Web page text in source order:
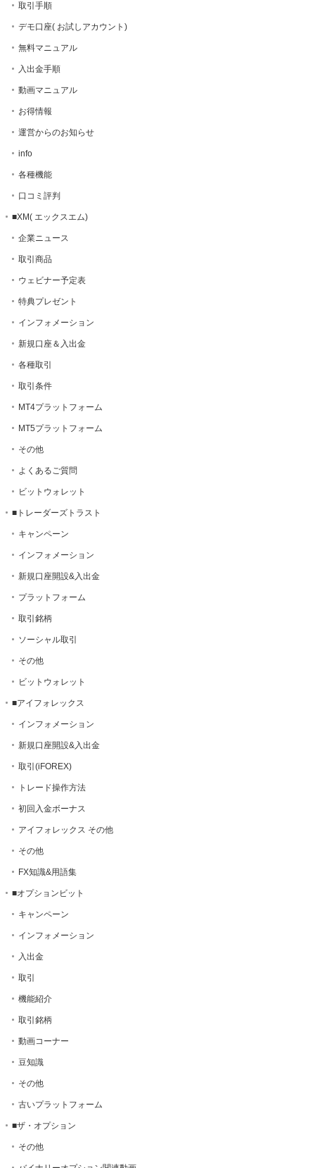
取引手順
デモ口座( お試しアカウント)
無料マニュアル
入出金手順
動画マニュアル
お得情報
運営からのお知らせ
info
各種機能
口コミ評判
■XM( エックスエム)
企業ニュース
取引商品
ウェビナー予定表
特典プレゼント
インフォメーション
新規口座＆入出金
各種取引
取引条件
MT4プラットフォーム
MT5プラットフォーム
その他
よくあるご質問
ビットウォレット
■トレーダーズトラスト
キャンペーン
インフォメーション
新規口座開設&入出金
プラットフォーム
取引銘柄
ソーシャル取引
その他
ビットウォレット
■アイフォレックス
インフォメーション
新規口座開設&入出金
取引(iFOREX)
トレード操作方法
初回入金ボーナス
アイフォレックス その他
その他
FX知識&用語集
■オプションビット
キャンペーン
インフォメーション
入出金
取引
機能紹介
取引銘柄
動画コーナー
豆知識
その他
古いプラットフォーム
■ザ・オプション
その他